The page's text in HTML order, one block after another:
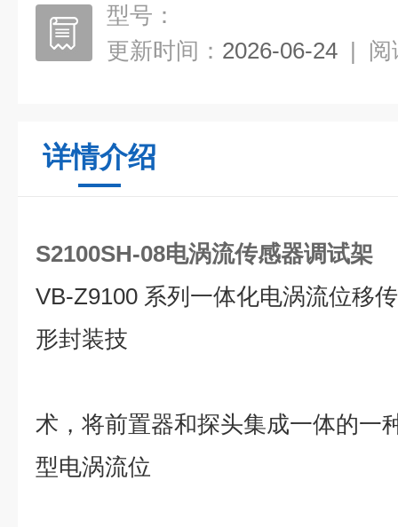
型号：
更新时间： 2026-06-24 | 阅
详情介绍
S2100SH-08电涡流传感器调试架
VB-Z9100 系列一体化电涡流位移
形封装技
术，将前置器和探头集成一体的一
型电涡流位